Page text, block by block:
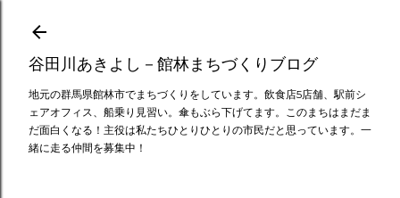
谷田川あきよし－館林まちづくりブログ
地元の群馬県館林市でまちづくりをしています。飲食店5店舗、駅前シ
ェアオフィス、船乗り見習い。傘もぶら下げてます。このまちはまだま
だ面白くなる！主役は私たちひとりひとりの市民だと思っています。一
緒に走る仲間を募集中！